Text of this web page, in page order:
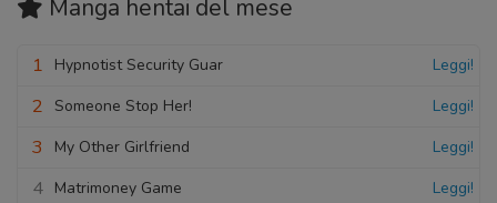
Manga hentai del mese
1 Hypnotist Security Guar Leggi!
2 Someone Stop Her! Leggi!
3 My Other Girlfriend Leggi!
4 Matrimoney Game Leggi!